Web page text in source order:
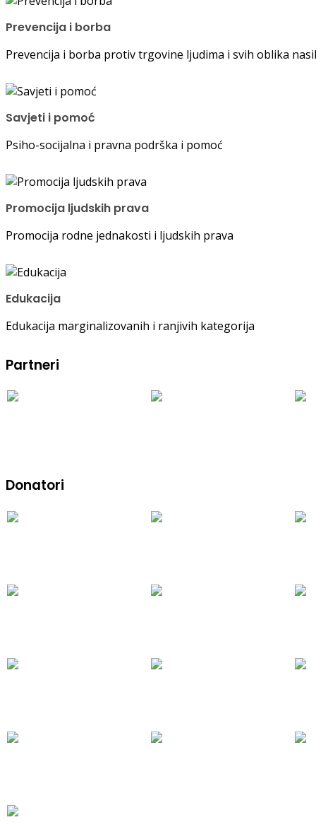
Prevencija i borba
Prevencija i borba protiv trgovine ljudima i svih oblika
Savjeti i pomoć
Psiho-socijalna i pravna podrška i pomoć
Promocija ljudskih prava
Promocija rodne jednakosti i ljudskih prava
Edukacija
Edukacija marginalizovanih i ranjivih kategorija
Partneri
Donatori